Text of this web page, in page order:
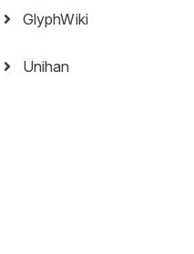
GlyphWiki
Unihan